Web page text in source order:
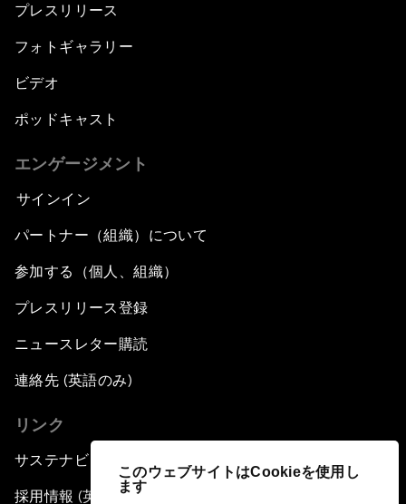
このウェブサイトはCookieを使用し
ます
プレスリリース
フォトギャラリー
ビデオ
ポッドキャスト
エンゲージメント
サインイン
パートナー（組織）について
参加する（個人、組織）
プレスリリース登録
ニュースレター購読
連絡先 (英語のみ)
リンク
サステナビリティへの取り組み
採用情報 (英語のみ)